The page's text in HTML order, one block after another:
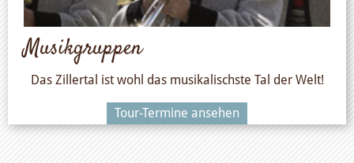
Musikgruppen
Das Zillertal ist wohl das musikalischste Tal der Welt!
Tour-Termine ansehen